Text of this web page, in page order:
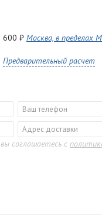
600 ₽ Москва, в пределах
Предварительный расчет
соглашаетесь с